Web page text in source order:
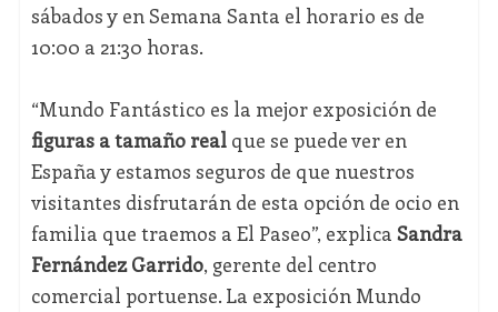
sábados y en Semana Santa el horario es de
10:00 a 21:30 horas.
“Mundo Fantástico es la mejor exposición de
figuras a tamaño realque se puede ver en
España y estamos seguros de que nuestros
visitantes disfrutarán de esta opción de ocio en
familia que traemos a El Paseo”, explica Sandra
Fernández Garrido, gerente del centro
comercial portuense. La exposición Mundo